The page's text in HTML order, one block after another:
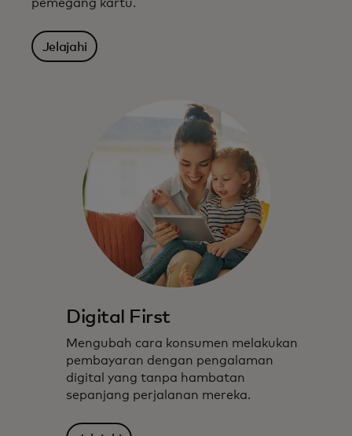
pemegang kartu.
Jelajahi
Digital First
Mengubah cara konsumen melakukan
pembayaran dengan pengalaman
digital yang tanpa hambatan
sepanjang perjalanan mereka.